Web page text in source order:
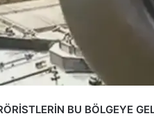
BU BÖLGEYE